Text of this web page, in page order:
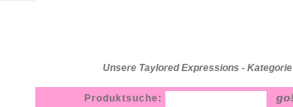
Unsere Taylored Expressions - Kategorie
Produktsuche: